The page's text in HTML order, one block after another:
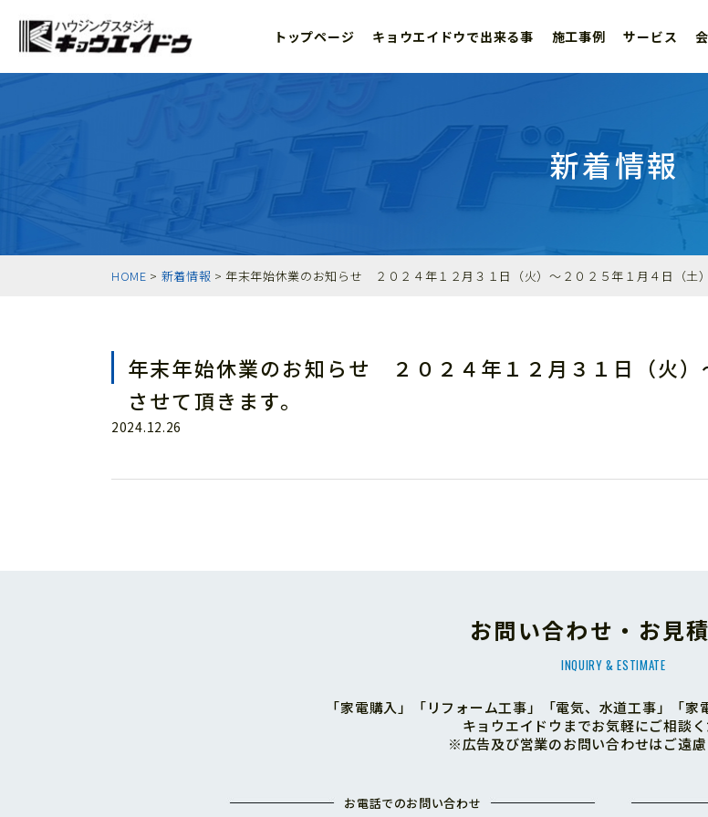
トップページ キョウエイドウで出来る事 施工事例 サービス
新着情報
HOME > 新着情報 > 年末年始休業のお知らせ ２０２４年１２月３１日（火）～２０２５年１月４日（土
年末年始休業のお知らせ ２０２４年１２月３１日（火
させて頂きます。
2024.12.26
お問い合わせ・お見
INQUIRY & ESTIMATE
「家電購入」「リフォーム工事」「電気、水道工事」「家
キョウエイドウまでお気軽にご相談く
※広告及び営業のお問い合わせはご遠慮
お電話でのお問い合わせ